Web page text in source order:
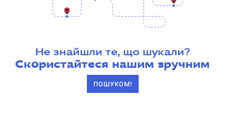
Не знайшли те, що шукали?
Скористайтеся нашим зручним
ПОШУКОМ!